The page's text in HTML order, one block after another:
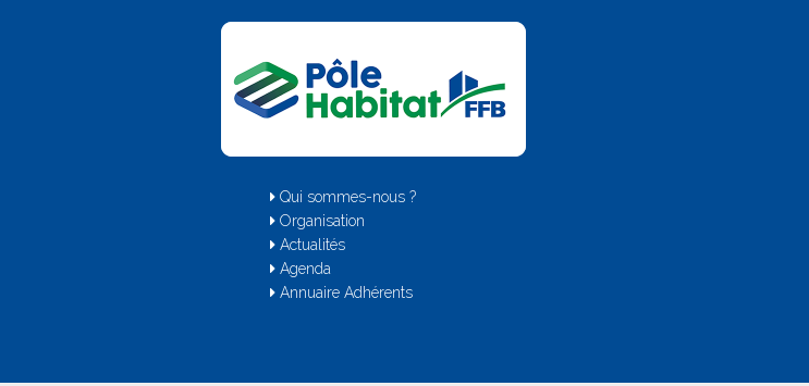
Qui sommes-nous ?
Organisation
Actualités
Agenda
Annuaire Adhérents